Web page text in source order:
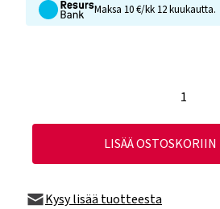
Maksa 10 €/kk 12 kuukautta.
LISÄÄ OSTOSKORIIN
Kysy lisää tuotteesta